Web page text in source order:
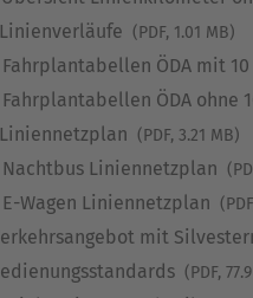
Linienverläufe (PDF, 1.01 MB)
Fahrplantabellen ÖDA mit
Fahrplantabellen ÖDA ohne
Liniennetzplan (PDF, 3.21 MB)
Nachtbus Liniennetzplan
E-Wagen Liniennetzplan
mit
(PDF,